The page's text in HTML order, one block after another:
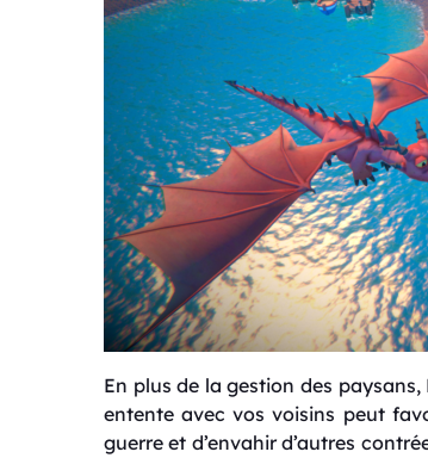
En plus de la gestion des
entente avec vos voisins peut
guerre et d’envahir d’autres